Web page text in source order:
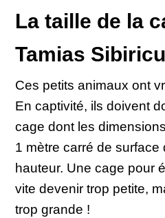
La taille de la
Tamias
Ces petits animaux ont
En captivité, ils doivent
cage dont les
1 mètre carré de
hauteur. Une cage pour
vite devenir trop petite,
trop grande !